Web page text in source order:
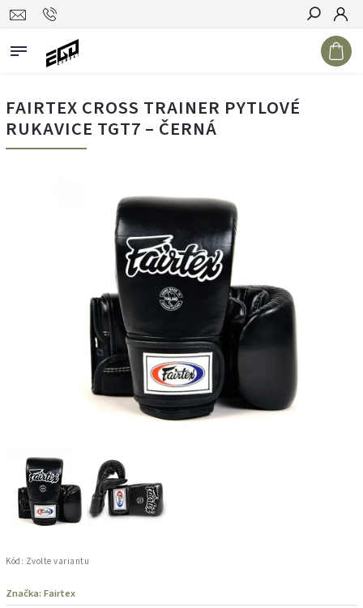
Hledat
FAIRTEX CROSS TRAINER PYTLOVÉ
RUKAVICE TGT7 – ČERNÁ
Kód: Zvolte variantu
Značka: Fairtex